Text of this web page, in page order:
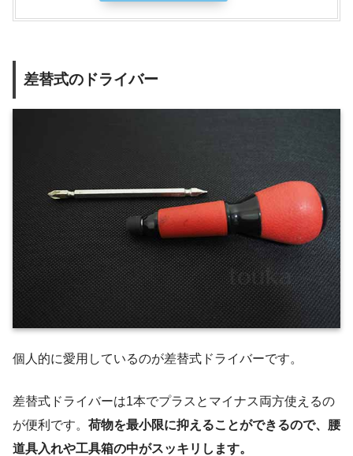
差替式のドライバー
個人的に愛用しているのが差替式ドライバーです。
差替式ドライバーは1本でプラスとマイナス両方使えるの
が便利です。 荷物を最小限に抑えることができるので、腰
道具入れや工具箱の中がスッキリします。